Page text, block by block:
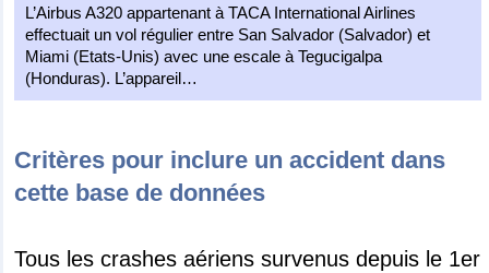
L’Airbus A320 appartenant à TACA International Airlines
effectuait un vol régulier entre San Salvador (Salvador) et
Miami (Etats-Unis) avec une escale à Tegucigalpa
(Honduras). L’appareil…
Critères pour inclure un accident dans
cette base de données
Tous les crashes aériens survenus depuis le 1er